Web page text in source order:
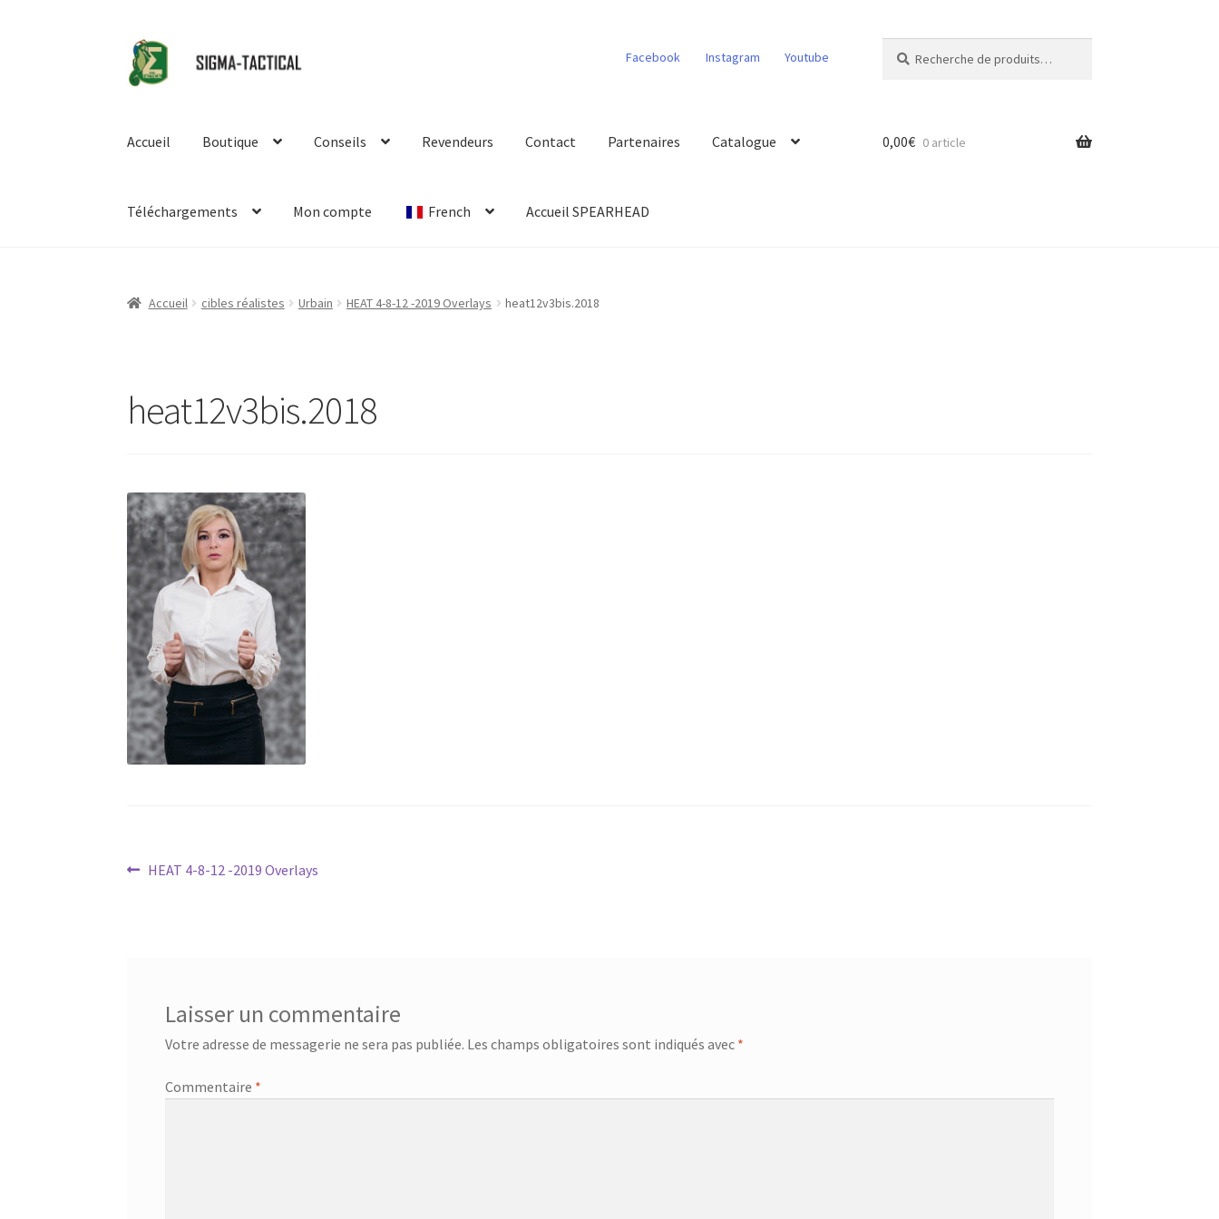
Aller
à
la
Aller
au
contenu
Facebook Instagram Youtube
pour :
Accueil Boutique Conseils Revendeurs Contact Partenaires Catalogue
Téléchargements Mon compte French Accueil SPEARHEAD
0,00€ 0 article
Accueil cibles réalistes Urbain HEAT 4-8-12 -2019 Overlays heat12v3bis.2018
heat12v3bis.2018
Navigation
Article
HEAT 4-8-12 -2019 Overlays
Laisser un commentaire
Votre adresse de messagerie ne sera pas publiée. Les champs obligatoires sont indiqués avec *
Commentaire *